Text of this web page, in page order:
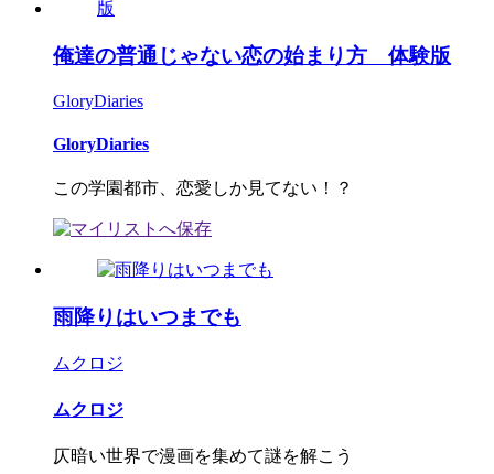
俺達の普通じゃない恋の始まり方 体験版
GloryDiaries
GloryDiaries
この学園都市、恋愛しか見てない！？
雨降りはいつまでも
ムクロジ
ムクロジ
仄暗い世界で漫画を集めて謎を解こう